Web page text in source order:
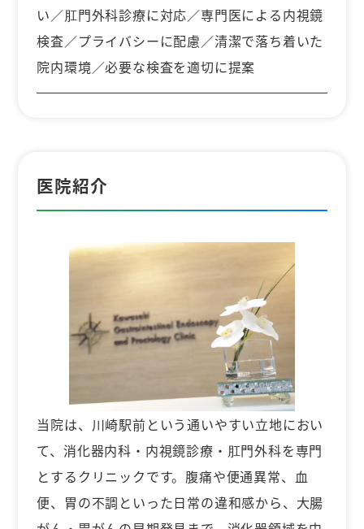
い／肛門外科診療に対応／専門医による内視鏡
検査／プライバシーに配慮／清潔で落ち着いた
院内環境／必要な検査を適切に提案
医院紹介
当院は、川崎駅前という通いやすい立地におい
て、消化器内科・内視鏡診療・肛門外科を専門
とするクリニックです。腹痛や便通異常、血
便、胃の不調といった日常の違和感から、大腸